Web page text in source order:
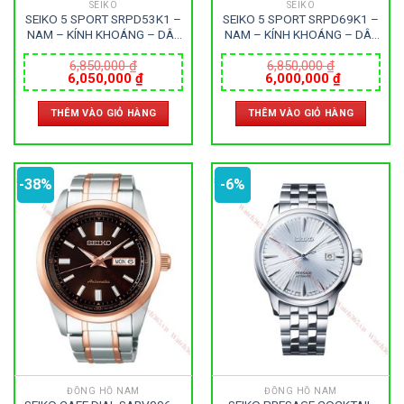
SEIKO
SEIKO 5 SPORT SRPD53K1 –
NAM – KÍNH KHOÁNG – DÂY
SIZE 42.5MM – MÁY NHẬT
6,850,000₫
Giá
gốc
là:
6,850,000 ₫.
6,050,000₫Giá
hiện
tại
là:
6,050,000 ₫.
THÊM VÀO GIỎ HÀNG
SEIKO
SEIKO 5 SPORT SRPD69K1 –
NAM – KÍNH KHOÁNG – DÂY
SIZE 42.5MM – MÁY NHẬT
6,850,000₫
Giá
gốc
là:
6,850,000 ₫.
6,000,000₫Giá
hiện
tại
là:
THÊM VÀO GIỎ HÀNG
-38%
ĐỒNG HỒ NAM
-6%
ĐỒNG HỒ NAM